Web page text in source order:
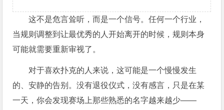
这不是危言耸听，而是一个信号。任何一个行业，
当规则调整到让最优秀的人开始离开的时候，规则本身
可能就需要重新审视了。
对于喜欢扑克的人来说，这可能是一个慢慢发生
的、安静的告别。没有退役仪式，没有感言，只是在某
一天，你会发现赛场上那些熟悉的名字越来越少——